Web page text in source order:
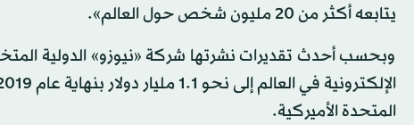
يتابعه أكثر من 20 مليون شخص حول العالم».
وبحسب أحدث تقديرات نشرتها شركة «نيوزو» الدولية
المتحدة الأميركية.